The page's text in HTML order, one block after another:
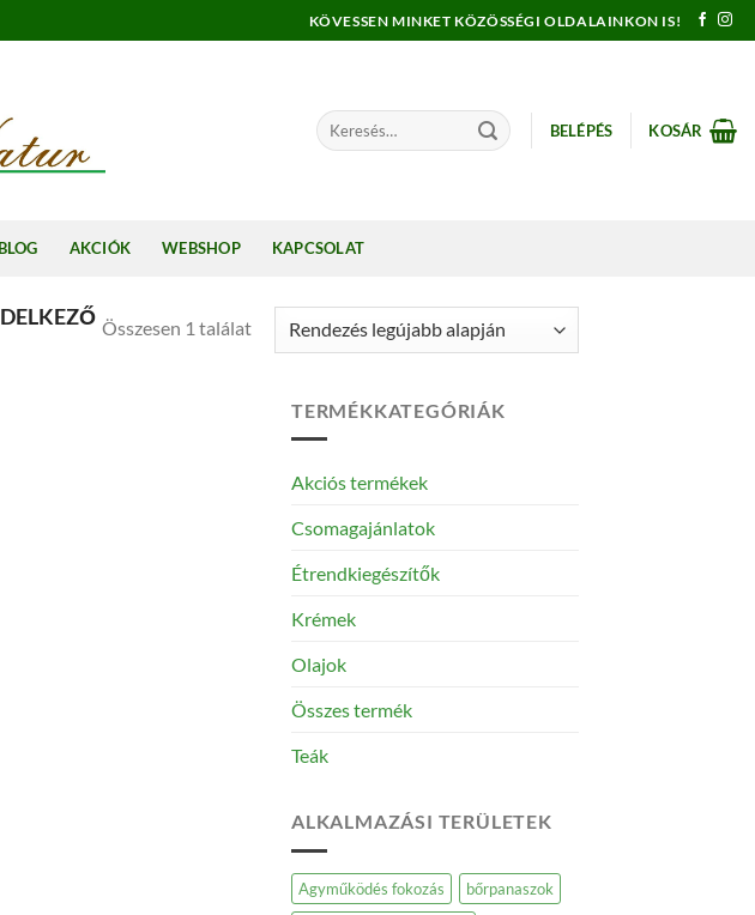
KÖVESSEN MINKET KÖZÖSSÉGI OLDALAINKON IS!
Keresés
a
BELÉPÉS KOSÁR
BLOG AKCIÓK WEBSHOP KAPCSOLAT
Összesen 1 találat
TERMÉKKATEGÓRIÁK
Akciós termékek
Csomagajánlatok
Étrendkiegészítők
Krémek
Olajok
Összes termék
Teák
ALKALMAZÁSI TERÜLETEK
Agyműködés fokozás
bőrpanaszok